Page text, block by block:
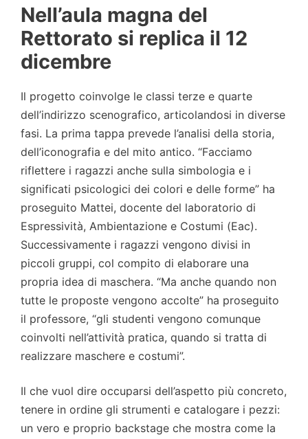
Nell’aula magna del
Rettorato si replica il 12
dicembre
Il progetto coinvolge le classi terze e quarte
dell’indirizzo scenografico, articolandosi in diverse
fasi. La prima tappa prevede l’analisi della storia,
dell’iconografia e del mito antico. “Facciamo
riflettere i ragazzi anche sulla simbologia e i
significati psicologici dei colori e delle forme” ha
proseguito Mattei, docente del laboratorio di
Espressività, Ambientazione e Costumi (Eac).
Successivamente i ragazzi vengono divisi in
piccoli gruppi, col compito di elaborare una
propria idea di maschera. “Ma anche quando non
tutte le proposte vengono accolte” ha proseguito
il professore, “gli studenti vengono comunque
coinvolti nell’attività pratica, quando si tratta di
realizzare maschere e costumi”.
Il che vuol dire occuparsi dell’aspetto più concreto,
tenere in ordine gli strumenti e catalogare i pezzi:
un vero e proprio backstage che mostra come la